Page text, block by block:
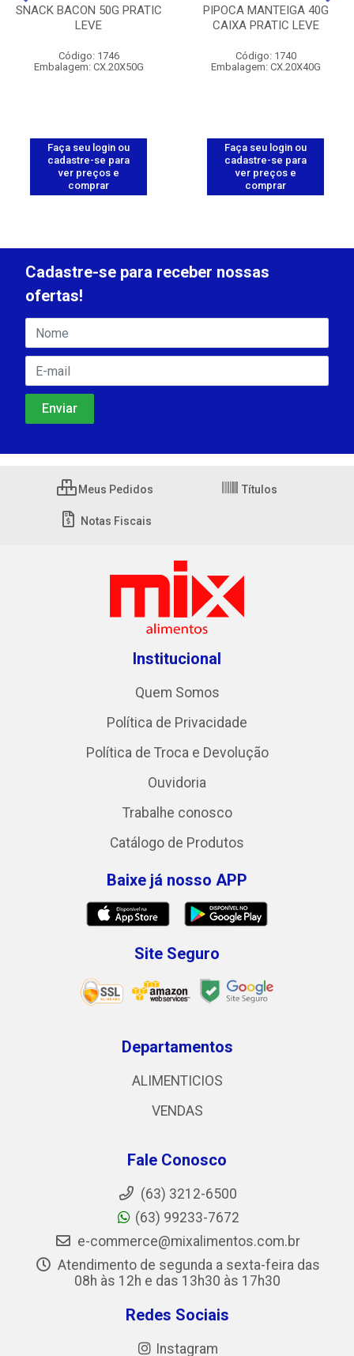
SNACK BACON 50G PRATIC
LEVE
Código: 1746
Embalagem: CX.20X50G
Faça seu login ou
cadastre-se para
ver preços e
comprar
PIPOCA MANTEIGA 40G
CAIXA PRATIC LEVE
Código: 1740
Embalagem: CX.20X40G
Faça seu login ou
cadastre-se para
ver preços e
comprar
Cadastre-se para receber nossas
ofertas!
Meus Pedidos Títulos
Notas Fiscais
Institucional
Quem Somos
Política de Privacidade
Política de Troca e Devolução
Ouvidoria
Trabalhe conosco
Catálogo de Produtos
Baixe já nosso APP
Site Seguro
Departamentos
ALIMENTICIOS
VENDAS
Fale Conosco
(63) 3212-6500
(63) 99233-7672
e-commerce@mixalimentos.com.br
Atendimento de segunda a sexta-feira das
08h às 12h e das 13h30 às 17h30
Redes Sociais
Instagram